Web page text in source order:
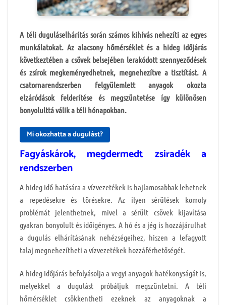
A téli duguláselhárítás során számos kihívás nehezíti az egyes
munkálatokat. Az alacsony hőmérséklet és a hideg időjárás
következtében a csövek belsejében lerakódott szennyeződések
és zsírok megkeményedhetnek, megnehezítve a tisztítást. A
csatornarendszerben felgyülemlett anyagok okozta
elzáródások felderítése és megszüntetése így különösen
bonyolulttá válik a téli hónapokban.
Mi okozhatta a dugulást?
Fagyáskárok, megdermedt zsiradék a
rendszerben
A hideg idő hatására a vízvezetékek is hajlamosabbak lehetnek
a repedésekre és törésekre. Az ilyen sérülések komoly
problémát jelenthetnek, mivel a sérült csövek kijavítása
gyakran bonyolult és időigényes. A hó és a jég is hozzájárulhat
a dugulás elhárításának nehézségeihez, hiszen a lefagyott
talaj megnehezítheti a vízvezetékek hozzáférhetőségét.
A hideg időjárás befolyásolja a vegyi anyagok hatékonyságát is,
melyekkel a dugulást próbáljuk megszüntetni. A téli
hőmérséklet csökkentheti ezeknek az anyagoknak a